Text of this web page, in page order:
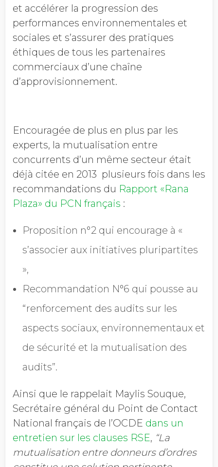
et accélérer la progression des
performances environnementales et
sociales et s’assurer des pratiques
éthiques de tous les partenaires
commerciaux d’une chaîne
d’approvisionnement.
Encouragée de plus en plus par les
experts, la mutualisation entre
concurrents d’un même secteur était
déjà citée en 2013 plusieurs fois dans les
recommandations du Rapport «Rana
Plaza» du PCN français :
Proposition n°2 qui encourage à «
s’associer aux initiatives pluripartites
»,
Recommandation N°6 qui pousse au
“renforcement des audits sur les
aspects sociaux, environnementaux et
de sécurité et la mutualisation des
audits”.
Ainsi que le rappelait Maylis Souque,
Secrétaire général du Point de Contact
National français de l’OCDE dans un
entretien sur les clauses RSE, “La
mutualisation entre donneurs d’ordres